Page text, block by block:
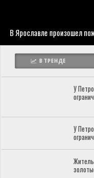
В Ярославле произошел
В ТРЕНДЕ
У
У